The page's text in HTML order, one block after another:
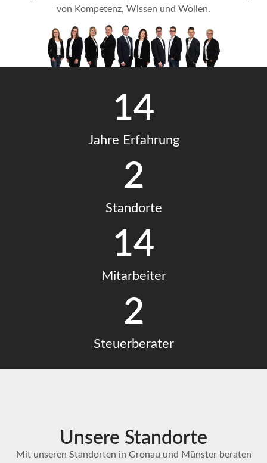
von Kompetenz, Wissen und Wollen.
14
Jahre Erfahrung
2
Standorte
14
Mitarbeiter
2
Steuerberater
Unsere Standorte
Mit unseren Standorten in Gronau und Münster beraten